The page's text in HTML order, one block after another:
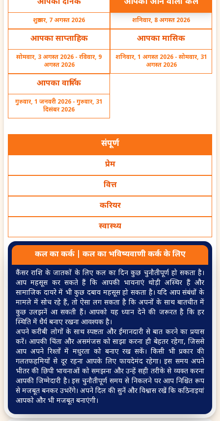
Which is the favourable
time for me to take a
loan to buy a property
Will I face any major
financial challenges in
retirement
What should I do if my
loan is not getting
approved
आपका दैनिक
शुक्रवार, 7 अगस्त 2026
आपका आने वाला कल
शनिवार, 8 अगस्त 2026
आपका साप्ताहिक
सोमवार, 3 अगस्त 2026 - रविवार, 9
अगस्त 2026
आपका मासिक
शनिवार, 1 अगस्त 2026 - सोमवार, 31
अगस्त 2026
आपका वार्षिक
गुरुवार, 1 जनवरी 2026 - गुरुवार, 31
दिसंबर 2026
संपूर्ण
प्रेम
वित्त
करियर
स्वास्थ्य
कल का कर्क| कल काभविष्यवाणीकर्कके लिए
कैंसर राशि के जातकों के लिए कल का दिन कुछ चुनौतीपूर्ण हो सकता है।
आप महसूस कर सकते हैं कि आपकी भावनाएं थोड़ी अस्थिर हैं और
सामाजिक दायरे में भी कुछ दबाव महसूस हो सकता है। यदि आप संबंधों के
मामले में सोच रहे हैं, तो ऐसा लग सकता है कि अपनों के साथ बातचीत में
कुछ उलझनें आ सकती हैं। आपको यह ध्यान देने की जरूरत है कि हर
स्थिति में धैर्य बनाए रखना आवश्यक है।
अपने करीबी लोगों के साथ स्पष्टता और ईमानदारी से बात करने का प्रयास
करें। आपकी चिंता और असमंजस को साझा करना ही बेहतर रहेगा, जिससे
आप अपने रिश्तों में मधुरता को बनाए रख सकें। किसी भी प्रकार की
गलतफहमियों से दूर रहना आपके लिए फायदेमंद रहेगा। इस समय अपने
भीतर की छिपी भावनाओं को समझना और उन्हें सही तरीके से व्यक्त करना
आपकी जिम्मेदारी है। इस चुनौतीपूर्ण समय से निकलने पर आप निश्चित रूप
से मजबूत बनकर उभरेंगे। अपने दिल की सुनें और विश्वास रखें कि कठिनाइयां
आपको और भी मजबूत बनाएंगी।